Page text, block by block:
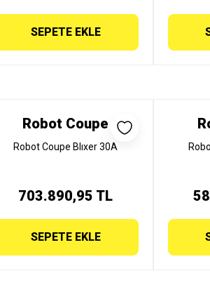
SEPETE EKLE
Robot Coupe
Robot Coupe Blıxer 30A
703.890,95 TL
SEPETE EKLE